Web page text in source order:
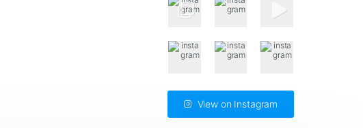
View on Instagram